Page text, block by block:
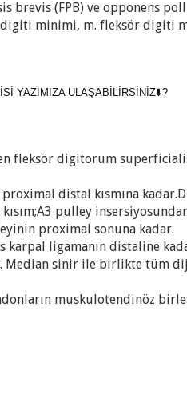
(FPB) ve opponens
minimi, m. fleksör digiti
YAZIMIZA ULAŞABİLİRSİNİZ⬇️?
fleksör digitorum
distal kısmına
pulley
proximal sonuna kadar.
karpal ligamanın distaline
Median sinir ile birlikte tüm
muskulotendinöz